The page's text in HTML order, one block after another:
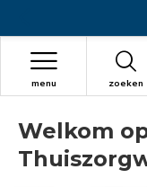
zoeken
menu
Welkom